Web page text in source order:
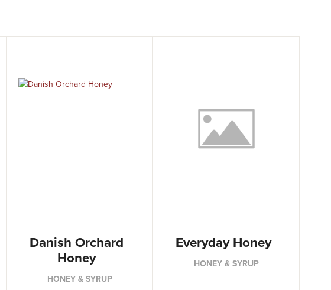
Danish Orchard
Honey
HONEY & SYRUP
Everyday Honey
HONEY & SYRUP